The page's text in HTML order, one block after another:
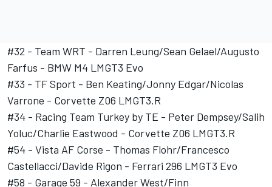
#32 - Team WRT - Darren Leung/Sean Gelael/Augusto
Farfus - BMW M4 LMGT3 Evo
#33 - TF Sport - Ben Keating/Jonny Edgar/Nicolas
Varrone - Corvette Z06 LMGT3.R
#34 - Racing Team Turkey by TE - Peter Dempsey/Salih
Yoluc/Charlie Eastwood - Corvette Z06 LMGT3.R
#54 - Vista AF Corse - Thomas Flohr/Francesco
Castellacci/Davide Rigon - Ferrari 296 LMGT3 Evo
#58 - Garage 59 - Alexander West/Finn